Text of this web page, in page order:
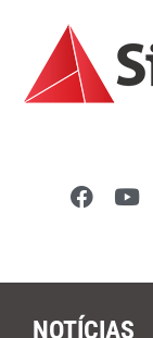
NOTÍCIAS